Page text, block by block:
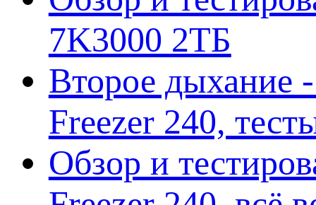
7K3000 2ТБ
Второе дыхание
Freezer 240,
Обзор и